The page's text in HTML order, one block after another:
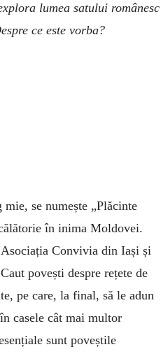
lumea satului românesc
ce este vorba?
se numește „Plăcinte
în inima Moldovei.
Convivia din Iași și
povești despre rețete de
pe care, la final, să le adun
casele cât mai multor
sunt poveștile